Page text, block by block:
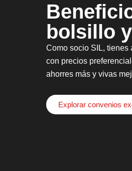
bolsillo
Como socio SIL, tienes
con precios
ahorres más y vivas
Explorar convenios